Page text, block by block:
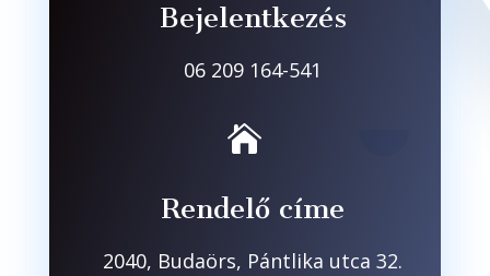
Bejelentkezés
06 209 164-541

Rendelő címe
2040, Budaörs, Pántlika utca 32.